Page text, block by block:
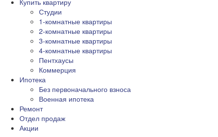
Купить квартиру
Студии
1-комнатные квартиры
2-комнатные квартиры
3-комнатные квартиры
4-комнатные квартиры
Пентхаусы
Коммерция
Ипотека
Без первоначального взноса
Военная ипотека
Ремонт
Отдел продаж
Акции